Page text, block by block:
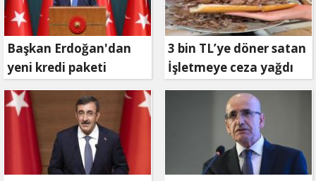
Başkan Erdoğan'dan
yeni kredi paketi
ödemesiz, 36 ay vadeli
3 bin TL’ye döner satan
İşletmeye ceza yağdı